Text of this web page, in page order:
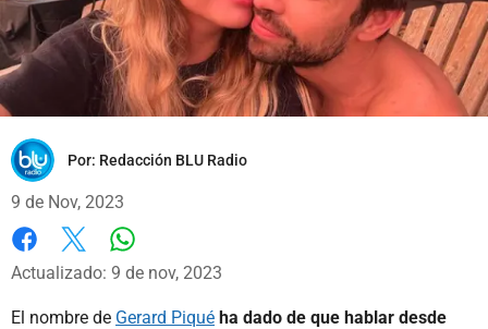
Por: Redacción BLU Radio
9 de Nov, 2023
Facebook
X
Actualizado: 9 de nov, 2023
El nombre de Gerard Piqué ha dado de que hablar desde